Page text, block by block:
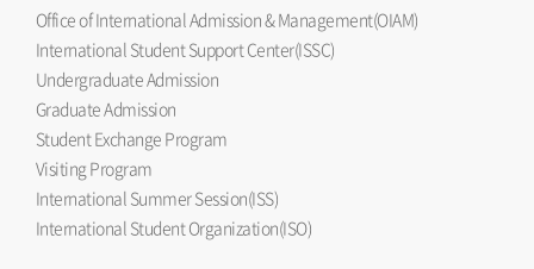
Office of International Admission & Management(OIAM)
International Student Support Center(ISSC)
Undergraduate Admission
Graduate Admission
Student Exchange Program
Visiting Program
International Summer Session(ISS)
International Student Organization(ISO)